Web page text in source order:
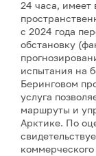
24 часа, имеет
с 2024 года
обстановку
испытания на
Беринговом
услуга
маршруты и
Арктике. По